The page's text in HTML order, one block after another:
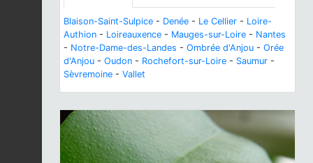
Blaison-Saint-Sulpice - Denée - Le Cellier - Loire-
Authion - Loireauxence - Mauges-sur-Loire - Nantes
- Notre-Dame-des-Landes - Ombrée d'Anjou - Orée
d'Anjou - Oudon - Rochefort-sur-Loire - Saumur -
Sèvremoine - Vallet